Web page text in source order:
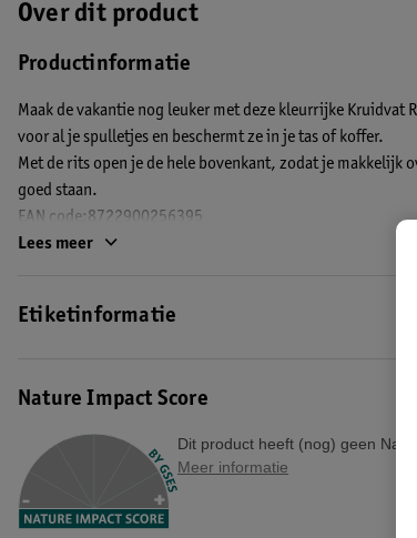
Over dit product
Productinformatie
Maak de vakantie nog leuker met deze kleurrijke
voor al je spulletjes en beschermt ze in je tas of koffer.
Met de rits open je de hele bovenkant, zodat je
goed staan.
EAN code:8722900256395
Lees meer
Etiketinformatie
Nature Impact Score
Dit product heeft (nog) geen
Meer informatie